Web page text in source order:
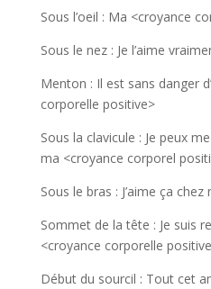
Sous l’oeil : Ma <croyance
Sous le nez : Je l’aime
Menton : Il est sans danger
corporelle positive>
Sous la clavicule : Je peux
ma <croyance corporel
Sous le bras : J’aime ça chez
Sommet de la tête : Je suis
<croyance corporelle
Début du sourcil : Tout cet